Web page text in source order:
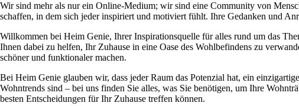
Wir sind mehr als nur ein Online-Medium; wir sind eine Community von
schaffen, in dem sich jeder inspiriert und motiviert fühlt. Ihre Gedanken und
Willkommen bei Heim Genie, Ihrer Inspirationsquelle für alles rund um das
Ihnen dabei zu helfen, Ihr Zuhause in eine Oase des Wohlbefindens zu
schöner und funktionaler machen.
Bei Heim Genie glauben wir, dass jeder Raum das Potenzial hat, ein
Wohntrends sind – bei uns finden Sie alles, was Sie benötigen, um Ihre
besten Entscheidungen für Ihr Zuhause treffen können.